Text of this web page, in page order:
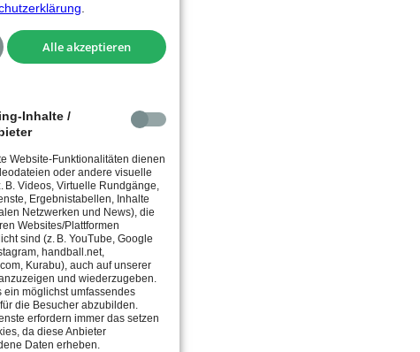
Alle akzeptieren
Inhalte /
Website-Funktionalitäten dienen
oder andere visuelle
B. Videos, Virtuelle Rundgänge,
Ergebnistabellen, Inhalte
Netzwerken und News), die
Websites/Plattformen
sind (z. B. YouTube, Google
handball.net,
Kurabu), auch auf unserer
und wiederzugeben.
ein möglichst umfassendes
die Besucher abzubilden.
erfordern immer das setzen
da diese Anbieter
Daten erheben.